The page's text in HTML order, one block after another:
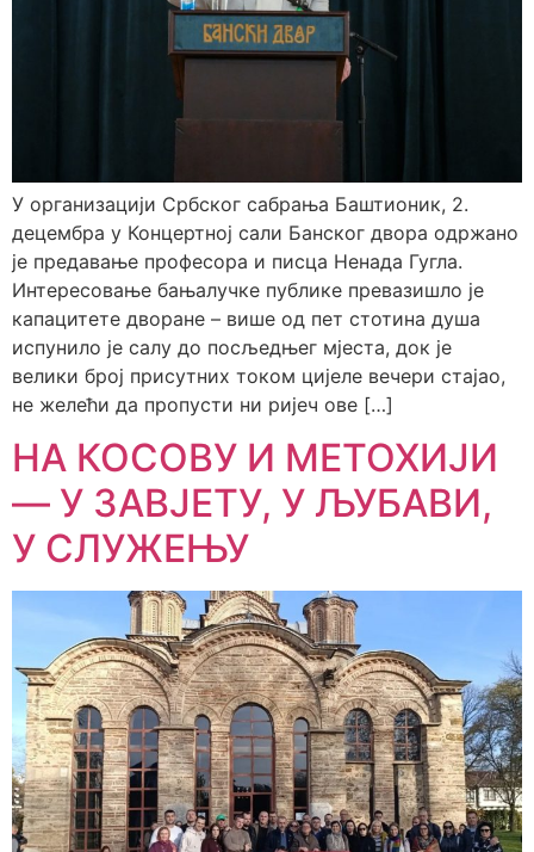
У организацији Србског сабрања Баштионик, 2.
децембра у Концертној сали Банског двора одржано
је предавање професора и писца Ненада Гугла.
Интересовање бањалучке публике превазишло је
капацитете дворане – више од пет стотина душа
испунило је салу до посљедњег мјеста, док је
велики број присутних током цијеле вечери стајао,
не желећи да пропусти ни ријеч ове […]
НА КОСОВУ И МЕТОХИЈИ
— У ЗАВЈЕТУ, У ЉУБАВИ,
У СЛУЖЕЊУ